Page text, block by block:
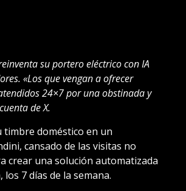
su portero eléctrico con IA
«Los que vengan a ofrecer
24×7 por una obstinada y
de X.
doméstico en un
cansado de las visitas no
crear una solución automatizada
7 días de la semana.